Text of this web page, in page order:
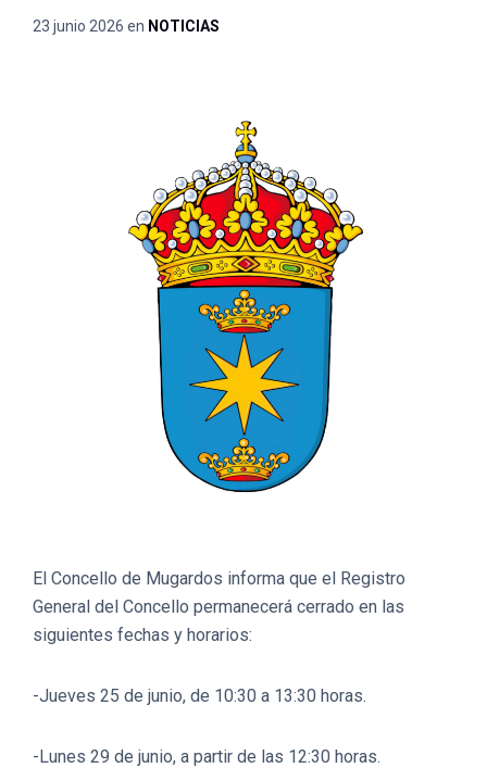
23 junio 2026 en NOTICIAS
El Concello de Mugardos informa que el Registro
General del Concello permanecerá cerrado en las
siguientes fechas y horarios:
-Jueves 25 de junio, de 10:30 a 13:30 horas.
-Lunes 29 de junio, a partir de las 12:30 horas.